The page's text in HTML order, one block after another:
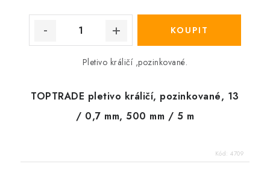
Pletivo králičí ,pozinkované.
TOPTRADE pletivo králičí, pozinkované, 13
/ 0,7 mm, 500 mm / 5 m
Kód: 4709